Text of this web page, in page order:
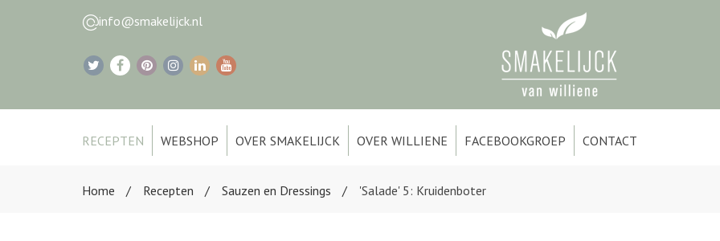
info@smakelijck.nl
RECEPTEN WEBSHOP OVER SMAKELIJCK OVER WILLIENE FACEBOOKGROEP CONTACT
Home Recepten Sauzen en Dressings 'Salade' 5: Kruidenboter